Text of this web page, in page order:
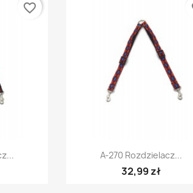
favorite_border
Szybki podgląd
A-270 Rozdzielacz...
32,99 zł